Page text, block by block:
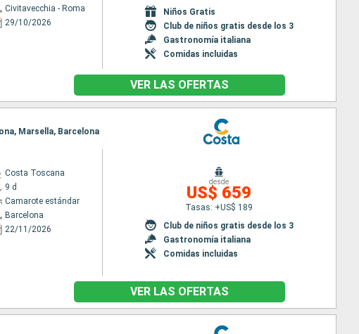
Civitavecchia - Roma
29/10/2026
Niños Gratis
Club de niños gratis desde los 3
Gastronomía italiana
Comidas incluidas
VER LAS OFERTAS
Marsella, Barcelona
Costa Toscana
9 d
Camarote estándar
Barcelona
22/11/2026
desde
US$ 659
Tasas: +US$ 189
Club de niños gratis desde los 3
Gastronomía italiana
Comidas incluidas
VER LAS OFERTAS